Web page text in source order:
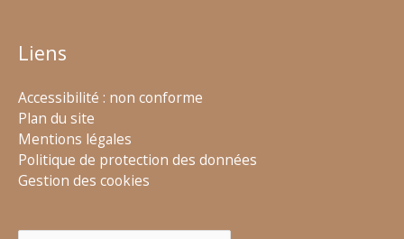
Liens
Accessibilité : non conforme
Plan du site
Mentions légales
Politique de protection des données
Gestion des cookies